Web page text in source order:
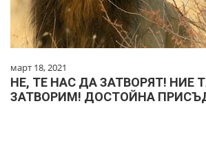
март 18, 2021
НЕ, ТЕ НАС ДА ЗАТВОРЯТ! НИЕ
ЗАТВОРИМ! ДОСТОЙНА